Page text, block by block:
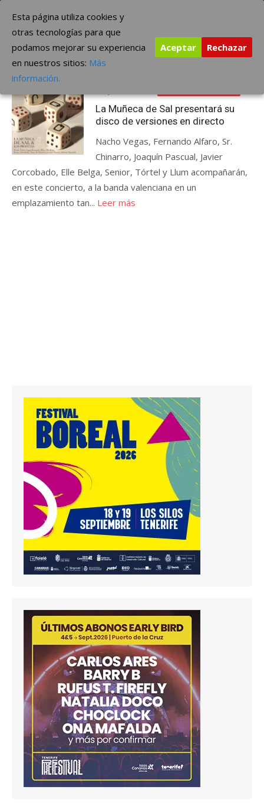
contenido
The Borderline Music
Etiqueta:La Muñeca de Sal presentará su disco de
versiones en directo
elLa Muñeca de Sal presentará su
disco de versiones en directo
Nacho Vegas, Fernando Alfaro, Sr.
Chinarro, Joaquín Pascual, Javier
Corcobado, Elle Belga, Senior, Tórtel y Llum acompañarán,
en este concierto, a la banda valenciana en un
emplazamiento tan... Leer más
Esta página utiliza cookies y
otras tecnologías para que
podamos mejorar su experiencia
en nuestros sitios: Más
información.
Aceptar Rechazar